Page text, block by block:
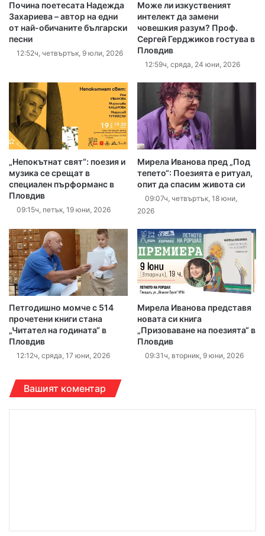
Почина поетесата Надежда
Захариева – автор на едни
от най-обичаните български
песни
12:52ч, четвъртък, 9 юли, 2026
Може ли изкуственият
интелект да замени
човешкия разум? Проф.
Сергей Герджиков гостува в
Пловдив
12:59ч, сряда, 24 юни, 2026
„Непокътнат свят“: поезия и
музика се срещат в
специален пърформанс в
Пловдив
09:15ч, петък, 19 юни, 2026
Мирела Иванова пред „Под
тепето“: Поезията е ритуал,
опит да спасим живота си
09:07ч, четвъртък, 18 юни,
2026
Петгодишно момче с 514
прочетени книги стана
„Читател на годината“ в
Пловдив
12:12ч, сряда, 17 юни, 2026
Мирела Иванова представя
новата си книга
„Призоваване на поезията“ в
Пловдив
09:31ч, вторник, 9 юни, 2026
Вашият коментар